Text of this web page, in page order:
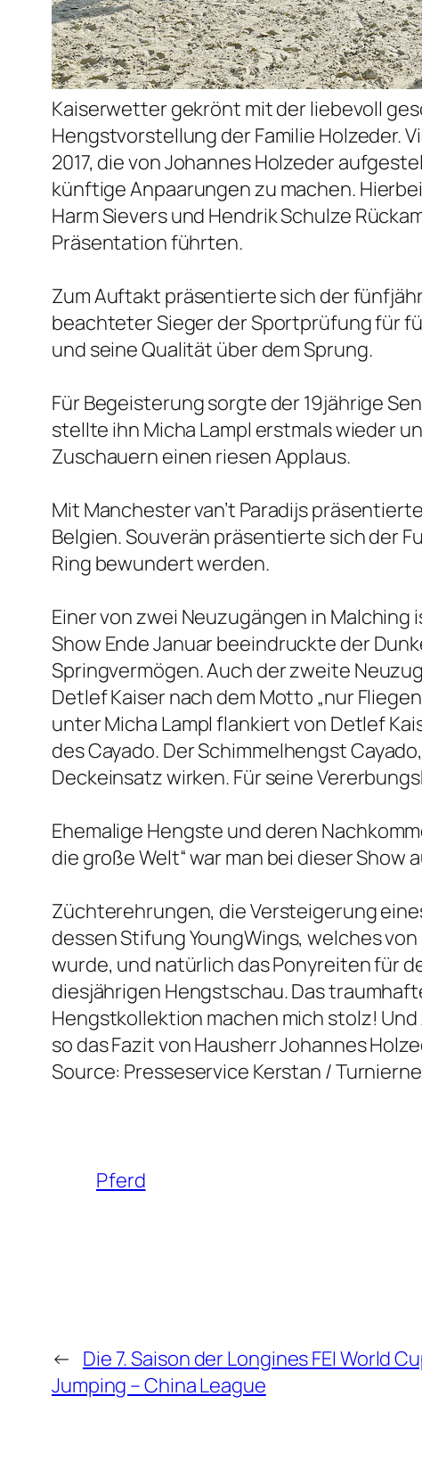
Kaiserwetter gekrönt mit der liebevoll
Hengstvorstellung der Familie Holzeder.
2017, die von Johannes Holzeder
künftige Anpaarungen zu machen.
Harm Sievers und Hendrik Schulze
Präsentation führten.
Zum Auftakt präsentierte sich der
beachteter Sieger der Sportprüfung für
und seine Qualität über dem Sprung.
Für Begeisterung sorgte der 19jährige
stellte ihn Micha Lampl erstmals wieder
Zuschauern einen riesen Applaus.
Mit Manchester van’t Paradijs
Belgien. Souverän präsentierte sich der
Ring bewundert werden.
Einer von zwei Neuzugängen in
Show Ende Januar beeindruckte der
Springvermögen. Auch der zweite
Detlef Kaiser nach dem Motto „nur
unter Micha Lampl flankiert von Detlef
des Cayado. Der Schimmelhengst
Deckeinsatz wirken. Für seine
Ehemalige Hengste und deren
die große Welt“ war man bei dieser
Züchterehrungen, die Versteigerung
dessen Stifung YoungWings, welches
wurde, und natürlich das Ponyreiten für
diesjährigen Hengstschau. Das
Hengstkollektion machen mich stolz! Und
so das Fazit von Hausherr Johannes
Source: Presseservice Kerstan /
Pferd
← Die 7. Saison der Longines FEI World
Jumping – China League